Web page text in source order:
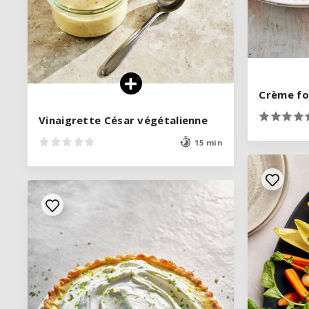
Crème
Crème
Vinaigrette César végétalienne
15 min
Vinaigrette César végétalienne
15 min
VOIR LA RECETTE